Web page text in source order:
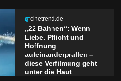
cinetrend.de
„22 Bahnen“: Wenn
Liebe, Pflicht und
Hoffnung
aufeinanderprallen –
diese Verfilmung geht
unter die Haut